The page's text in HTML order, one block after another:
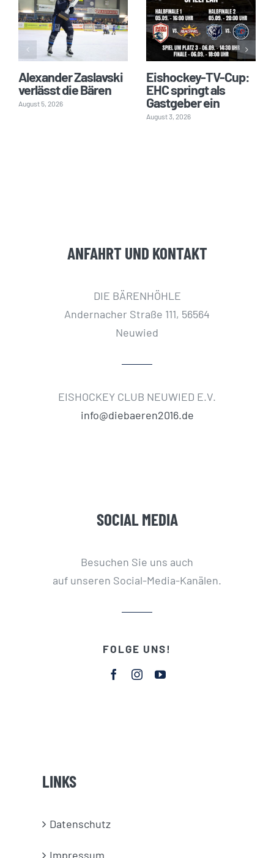
Alexander Zaslavski
verlässt die Bären
August 5, 2026
Eishockey-TV-Cup:
EHC springt als
Gastgeber ein
August 3, 2026
ANFAHRT UND KONTAKT
DIE BÄRENHÖHLE
Andernacher Straße 111, 56564
Neuwied
EISHOCKEY CLUB NEUWIED E.V.
info@diebaeren2016.de
SOCIAL MEDIA
Besuchen Sie uns auch
auf unseren Social-Media-Kanälen.
FOLGE UNS!
LINKS
Datenschutz
Impressum